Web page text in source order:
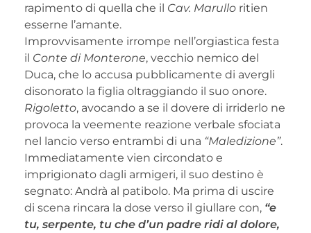
rapimento di quella che il Cav. Marullo ritien
esserne l’amante.
Improvvisamente irrompe nell’orgiastica festa
il Conte di Monterone, vecchio nemico del
Duca, che lo accusa pubblicamente di avergli
disonorato la figlia oltraggiando il suo onore.
Rigoletto, avocando a se il dovere di irriderlo ne
provoca la veemente reazione verbale sfociata
nel lancio verso entrambi di una “Maledizione”.
Immediatamente vien circondato e
imprigionato dagli armigeri, il suo destino è
segnato: Andrà al patibolo. Ma prima di uscire
di scena rincara la dose verso il giullare con, “e
tu, serpente, tu che d’un padre ridi al dolore,